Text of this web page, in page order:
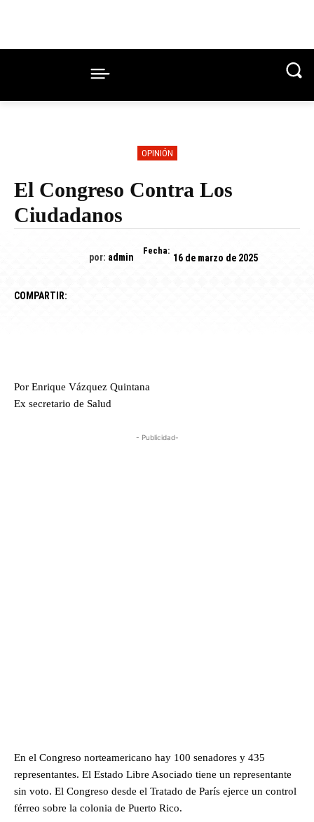
OPINIÓN
El Congreso Contra Los
Ciudadanos
por: admin
Fecha:
16 de marzo de 2025
COMPARTIR:
Por Enrique Vázquez Quintana
Ex secretario de Salud
- Publicidad-
En el Congreso norteamericano hay 100 senadores y 435
representantes. El Estado Libre Asociado tiene un representante
sin voto. El Congreso desde el Tratado de París ejerce un control
férreo sobre la colonia de Puerto Rico.